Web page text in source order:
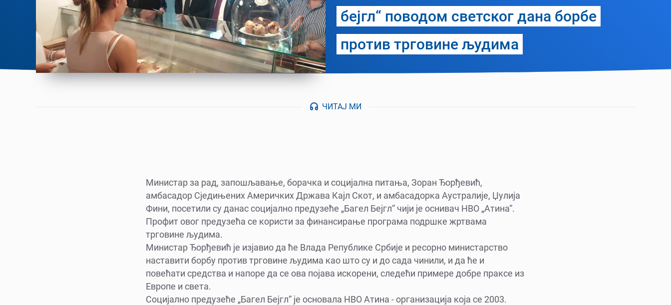
бејгл“ поводом светског дана борбе
против трговине људима
ЧИТАЈ МИ
Министар за рад, запошљавање, борачка и социјална питања, Зоран Ђорђевић,
амбасадор Сједињених Америчких Држава Кајл Скот, и амбасадоркa Аустралије, Џулија
Фини, посетили су данас социјално предузеће „Багел Бејгл“ чији је оснивач НВО „Атина“.
Профит овог предузећа се користи за финансирање програма подршке жртвама
трговине људима.
Министар Ђорђевић је изјавио да ће Влада Републике Србије и ресорно министарство
наставити борбу против трговине људима као што су и до садa чинили, и да ће и
повећати средства и напоре да се ова појава искорени, следећи примере добре праксе из
Европе и света.
Социјално предузеће „Багел Бејгл“ је основала НВО Атина - организација која се 2003.